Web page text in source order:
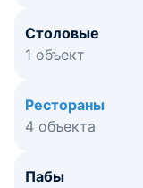
Столовые
1 объект
Рестораны
4 объекта
Пабы